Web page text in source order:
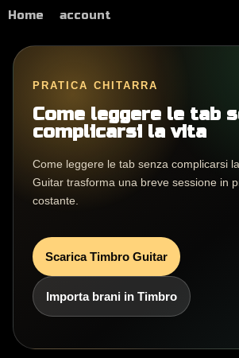
Home account
PRATICA CHITARRA
Come leggere le tab
complicarsi la vita
Come leggere le tab senza complicarsi
Guitar trasforma una breve sessione in
costante.
Scarica Timbro Guitar
Importa brani in Timbro